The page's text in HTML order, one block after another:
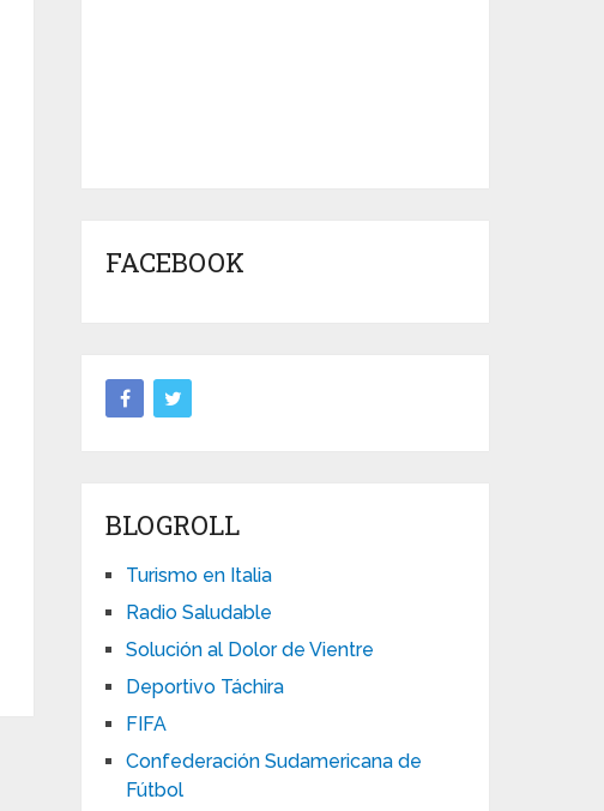
FACEBOOK
BLOGROLL
Turismo en Italia
Radio Saludable
Solución al Dolor de Vientre
Deportivo Táchira
FIFA
Confederación Sudamericana de
Fútbol